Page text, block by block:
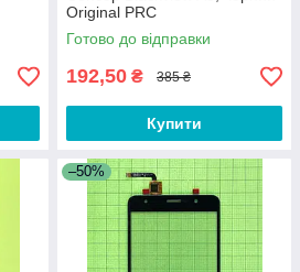
Original PRC
Готово до відправки
192,50 ₴ 385 ₴
Купити
–50%